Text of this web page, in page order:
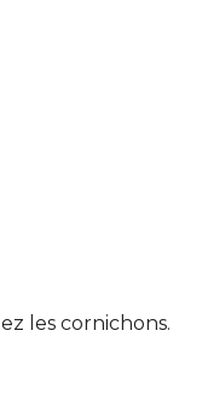
les cornichons.